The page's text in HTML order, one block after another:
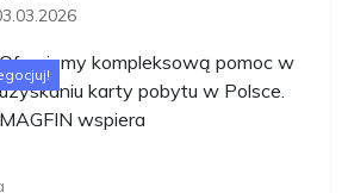
Oferujemy kompleksową pomoc w
uzyskaniu karty pobytu w Polsce.
MAGFIN wspiera